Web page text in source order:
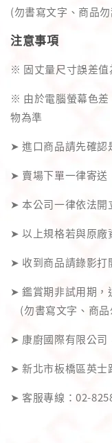
(勿書寫文字、商品
注意事項
※ 固丈量尺寸誤差
※ 由於電腦螢幕色差
物為準
➤ 進口商品請先確認
➤ 賣場下單一律寄送
➤ 本公司一律依法開
➤ 以上規格若與原廠
➤ 收到商品請錄影打
➤ 鑑賞期非試用期，
(勿書寫文字、商
➤ 康廚國際有限公司
➤ 新北市板橋區英士
➤ 客服專線：02-